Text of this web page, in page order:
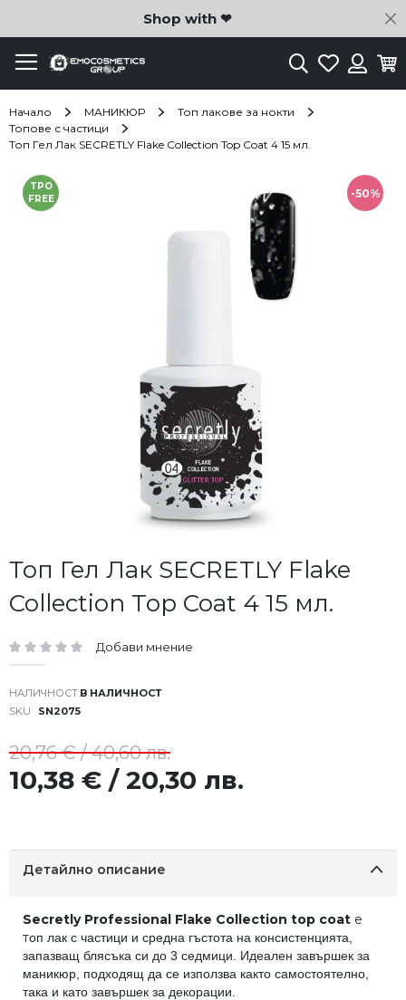
Shop with ❤
ТърсенеЛюбими
Начало МАНИКЮР
Топ лакове за нокти
Топове с частици
Топ Гел Лак SECRETLY Flake Collection Top Coat 4 15 мл.
Топ Гел Лак SECRETLY Flake
Collection Top Coat 4 15 мл.
рейтинг: Добави мнение
В НАЛИЧНОСТ
SKU
SN2075
10,38 € / 20,30 лв.
20,76 € / 40,60 лв.
-50%
TPO
FREE
Преминете
към
края
Преминете
към
началото
на
със
снимки
Детайлно описание
Secretly Professional Flake Collection top coat е
топ лак с частици и средна гъстота на консистенцията,
запазващ блясъка си до 3 седмици. Идеален завършек за
маникюр, подходящ да се използва както самостоятелно,
така и като завършек за декорации.